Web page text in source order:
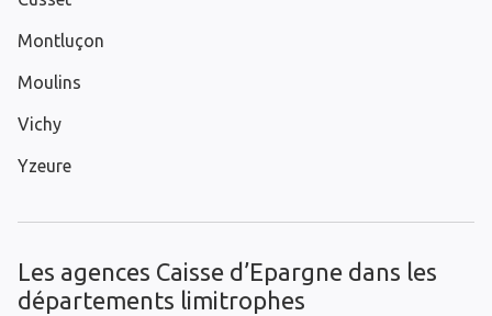
Montluçon
Moulins
Vichy
Yzeure
Les agences Caisse d’Epargne dans les
départements limitrophes